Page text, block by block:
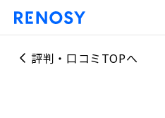
評判・口コミTOPへ